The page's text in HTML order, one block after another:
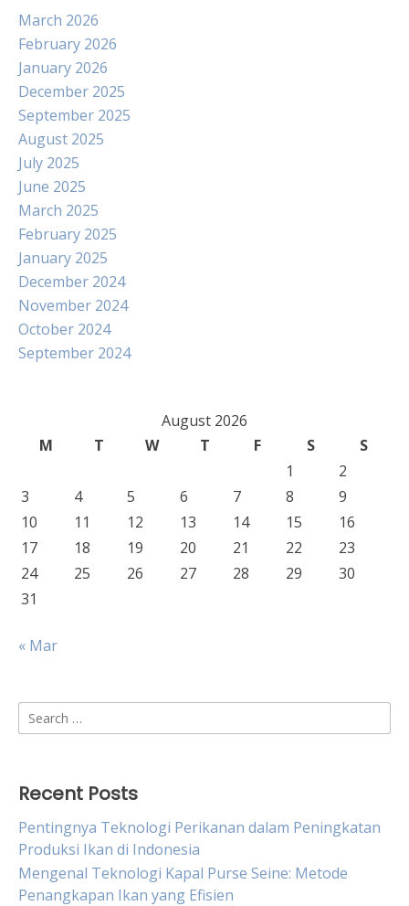
March 2026
February 2026
January 2026
December 2025
September 2025
August 2025
July 2025
June 2025
March 2025
February 2025
January 2025
December 2024
November 2024
October 2024
September 2024
August 2026
M
T W T F S
S
1
2
3
4 5 6 7 8
9
10
11 12 13 14 15
16
17
18 19 20 21 22
23
24
25 26 27 28 29
30
31
« Mar
Search
for:
Recent Posts
Pentingnya Teknologi Perikanan dalam Peningkatan
Produksi Ikan di Indonesia
Mengenal Teknologi Kapal Purse Seine: Metode
Penangkapan Ikan yang Efisien